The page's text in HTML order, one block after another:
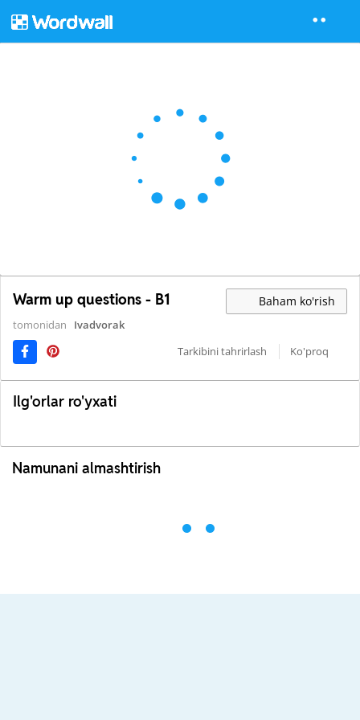
Warm up questions - B1 Baham ko'rish
tomonidan
Ivadvorak
Tarkibini tahrirlash
Ko'proq
Ilg'orlar ro'yxati
Namunani almashtirish